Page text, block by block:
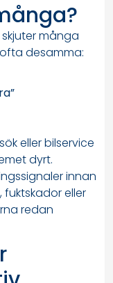
många
desamma:
eller bilservice
dyrt.
innan
eller
redan